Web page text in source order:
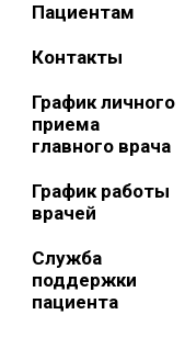
Пациентам
Контакты
График личного
приема
главного врача
График работы
врачей
Служба
поддержки
пациента